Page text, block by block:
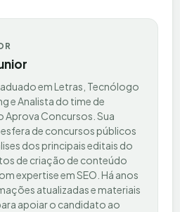
em Letras, Tecnólogo
e Analista do time de
Aprova Concursos. Sua
de concursos públicos
dos principais editais do
de criação de conteúdo
expertise em SEO. Há anos
atualizadas e materiais
apoiar o candidato ao